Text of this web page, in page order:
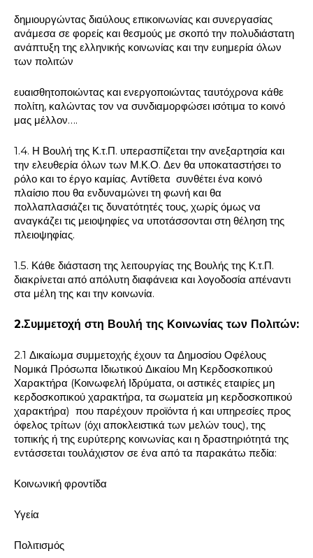
δημιουργώντας διαύλους επικοινωνίας και συνεργασίας
ανάμεσα σε φορείς και θεσμούς με σκοπό την πολυδιάστατη
ανάπτυξη της ελληνικής κοινωνίας και την ευημερία όλων
των πολιτών
ευαισθητοποιώντας και ενεργοποιώντας ταυτόχρονα κάθε
πολίτη, καλώντας τον να συνδιαμορφώσει ισότιμα το κοινό
μας μέλλον….
1.4. Η Βουλή της Κ.τ.Π. υπερασπίζεται την ανεξαρτησία και
την ελευθερία όλων των Μ.Κ.Ο. Δεν θα υποκαταστήσει το
ρόλο και το έργο καμίας. Αντίθετα συνθέτει ένα κοινό
πλαίσιο που θα ενδυναμώνει τη φωνή και θα
πολλαπλασιάζει τις δυνατότητές τους, χωρίς όμως να
αναγκάζει τις μειοψηφίες να υποτάσσονται στη θέληση της
πλειοψηφίας.
1.5. Κάθε διάσταση της λειτουργίας της Βουλής της Κ.τ.Π.
διακρίνεται από απόλυτη διαφάνεια και λογοδοσία απέναντι
στα μέλη της και την κοινωνία.
2.Συμμετοχή στη Βουλή της Κοινωνίας των Πολιτών:
2.1 Δικαίωμα συμμετοχής έχουν τα Δημοσίου Οφέλους
Νομικά Πρόσωπα Ιδιωτικού Δικαίου Μη Κερδοσκοπικού
Χαρακτήρα (Κοινωφελή Ιδρύματα, οι αστικές εταιρίες μη
κερδοσκοπικού χαρακτήρα, τα σωματεία μη κερδοσκοπικού
χαρακτήρα) που παρέχουν προϊόντα ή και υπηρεσίες προς
όφελος τρίτων (όχι αποκλειστικά των μελών τους), της
τοπικής ή της ευρύτερης κοινωνίας και η δραστηριότητά της
εντάσσεται τουλάχιστον σε ένα από τα παρακάτω πεδία:
Κοινωνική φροντίδα
Υγεία
Πολιτισμός